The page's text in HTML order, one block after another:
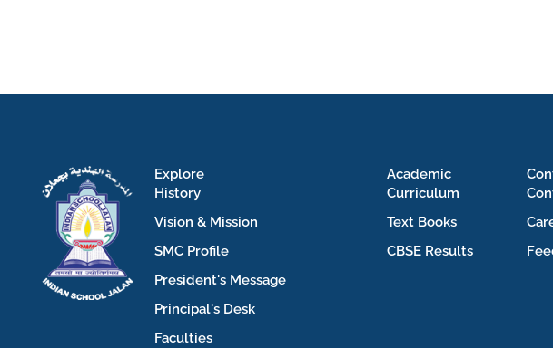
Explore
History
Vision & Mission
SMC Profile
President's Message
Principal's Desk
Faculties
Academic
Curriculum
Text Books
CBSE Results